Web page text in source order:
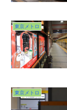
東京メトロ
東京メトロ